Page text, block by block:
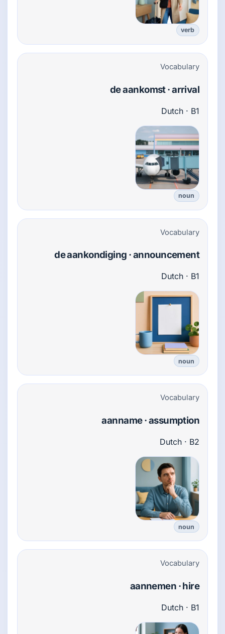
verb
Vocabulary
de aankomst · arrival
Dutch · B1
noun
Vocabulary
de aankondiging · announcement
Dutch · B1
noun
Vocabulary
aanname · assumption
Dutch · B2
noun
Vocabulary
aannemen · hire
Dutch · B1